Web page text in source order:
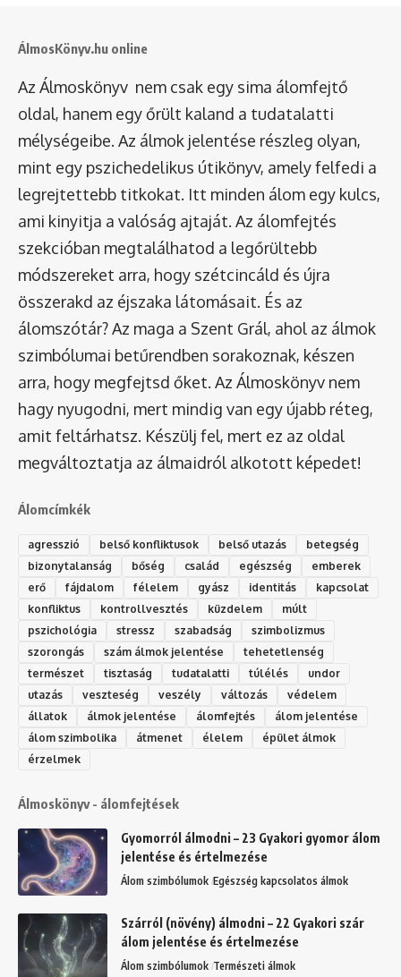
ÁlmosKönyv.hu online
Az Álmoskönyv nem csak egy sima álomfejtő
oldal, hanem egy őrült kaland a tudatalatti
mélységeibe. Az álmok jelentése részleg olyan,
mint egy pszichedelikus útikönyv, amely felfedi a
legrejtettebb titkokat. Itt minden álom egy kulcs,
ami kinyitja a valóság ajtaját. Az álomfejtés
szekcióban megtalálhatod a legőrültebb
módszereket arra, hogy szétcincáld és újra
összerakd az éjszaka látomásait. És az
álomszótár? Az maga a Szent Grál, ahol az álmok
szimbólumai betűrendben sorakoznak, készen
arra, hogy megfejtsd őket. Az Álmoskönyv nem
hagy nyugodni, mert mindig van egy újabb réteg,
amit feltárhatsz. Készülj fel, mert ez az oldal
megváltoztatja az álmaidról alkotott képedet!
Álomcímkék
agresszió belső konfliktusok belső utazás
betegség
bizonytalanság
bőség család egészség
emberek
erő
fájdalom félelem gyász identitás
kapcsolat
konfliktus
kontrollvesztés küzdelem
múlt
pszichológia
stressz szabadság
szimbolizmus
szorongás
szám álmok jelentése
tehetetlenség
természet
tisztaság tudatalatti túlélés
undor
utazás
veszteség veszély változás
védelem
állatok
álmok jelentése álomfejtés
álom jelentése
álom szimbolika
átmenet élelem
épület álmok
érzelmek
Álmoskönyv - álomfejtések
Gyomorról álmodni – 23 Gyakori gyomor álom
jelentése és értelmezése
Álom szimbólumok Egészség kapcsolatos álmok
Szárról (növény) álmodni – 22 Gyakori szár
álom jelentése és értelmezése
Álom szimbólumok Természeti álmok